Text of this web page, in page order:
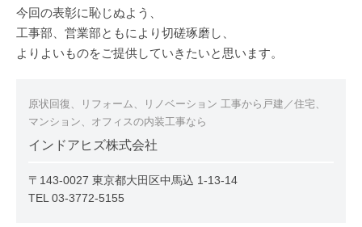
今回の表彰に恥じぬよう、
工事部、営業部ともにより切磋琢磨し、
よりよいものをご提供していきたいと思います。
原状回復、リフォーム、リノベーション 工事から戸建／住宅、
マンション、オフィスの内装工事なら
インドアヒズ株式会社
〒143-0027 東京都大田区中馬込 1-13-14
TEL 03-3772-5155